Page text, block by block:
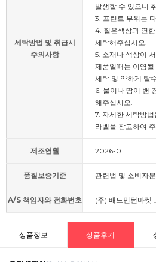
세탁방법 및 취급시
주의사항
발생할 수 있으니
3. 프린트 부위는
4. 짙은색상과 연
세탁해주십시오.
5. 소재나 색상이
제품일때는 이염
세탁 및 약하게 탈
6. 물이나 땀이 밴
해주십시오.
7. 자세한 세탁방
라벨을 참고하여
제조연월 2026-01
품질보증기준 관련법 및 소비자
A/S 책임자와 전화번호 (주) 배드민턴마
상품정보 상품후기